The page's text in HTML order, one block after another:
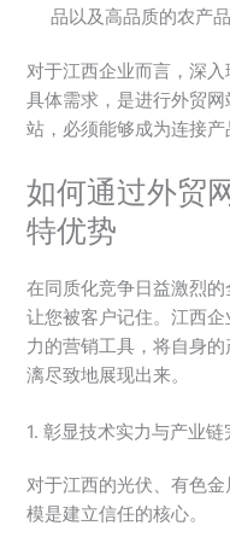
品以及高品质的农产
对于江西企业而言，深
具体需求，是进行外贸
站，必须能够成为连接产
如何通过外贸
特优势
在同质化竞争日益激烈
让您被客户记住。江西
力的营销工具，将自身
漓尽致地展现出来。
1. 彰显技术实力与产业链
对于江西的光伏、有色
模是建立信任的核心。